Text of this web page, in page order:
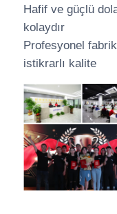
Hafif ve güçlü
kolaydır
Profesyonel
istikrarlı kalite